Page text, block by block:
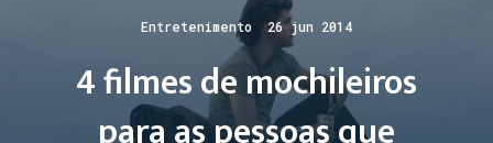
Entretenimento 26 jun 2014
4 filmes de mochileiros